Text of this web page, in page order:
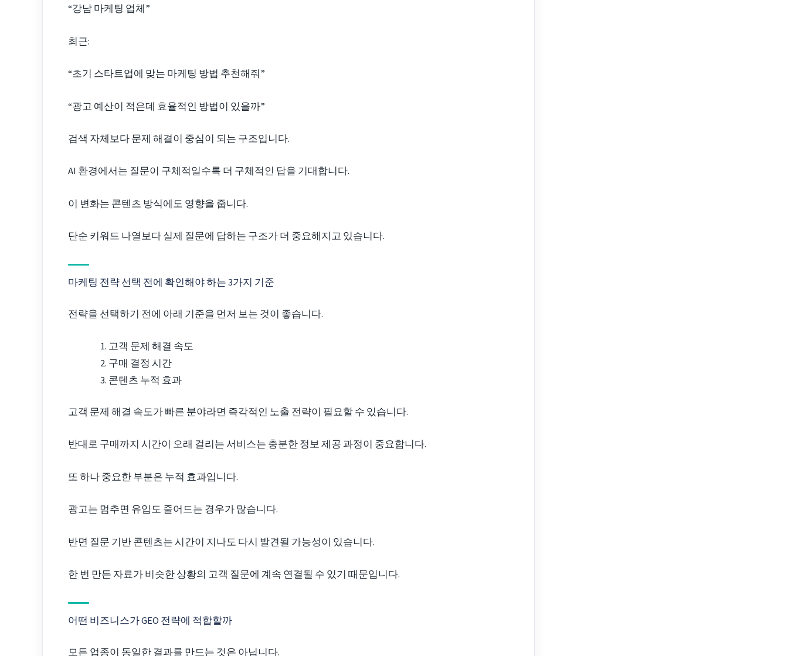
“강남 마케팅 업체”
최근:
“초기 스타트업에 맞는 마케팅 방법 추천해줘”
“광고 예산이 적은데 효율적인 방법이 있을까”
검색 자체보다 문제 해결이 중심이 되는 구조입니다.
AI 환경에서는 질문이 구체적일수록 더 구체적인 답을 기대합니다.
이 변화는 콘텐츠 방식에도 영향을 줍니다.
단순 키워드 나열보다 실제 질문에 답하는 구조가 더 중요해지고 있습니다.
마케팅 전략 선택 전에 확인해야 하는 3가지 기준
전략을 선택하기 전에 아래 기준을 먼저 보는 것이 좋습니다.
고객 문제 해결 속도
구매 결정 시간
콘텐츠 누적 효과
고객 문제 해결 속도가 빠른 분야라면 즉각적인 노출 전략이 필요할 수 있습니다.
반대로 구매까지 시간이 오래 걸리는 서비스는 충분한 정보 제공 과정이 중요합니다.
또 하나 중요한 부분은 누적 효과입니다.
광고는 멈추면 유입도 줄어드는 경우가 많습니다.
반면 질문 기반 콘텐츠는 시간이 지나도 다시 발견될 가능성이 있습니다.
한 번 만든 자료가 비슷한 상황의 고객 질문에 계속 연결될 수 있기 때문입니다.
어떤 비즈니스가 GEO 전략에 적합할까
모든 업종이 동일한 결과를 만드는 것은 아닙니다.